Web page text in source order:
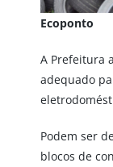
Ecoponto
A Prefeitura
adequado
Podem ser
blocos de